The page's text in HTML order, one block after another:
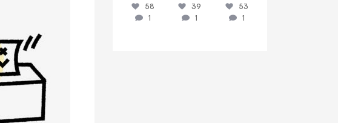
58
1
39
1
53
1